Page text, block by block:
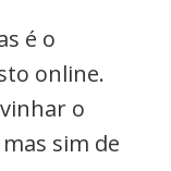
é o
online.
o
sim de